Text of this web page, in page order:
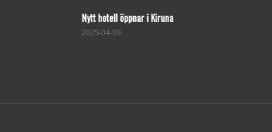
Nytt hotell öppnar i Kiruna
2025-04-09